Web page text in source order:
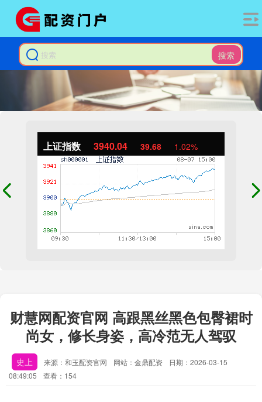
搜索
上证指数 3940.04 39.68 1.02%
财慧网配资官网 高跟黑丝黑色包臀裙时
尚女，修长身姿，高冷范无人驾驭
史上 来源：和玉配资官网 网站：金鼎配资
日期：2026-03-15
08:49:05
查看：154